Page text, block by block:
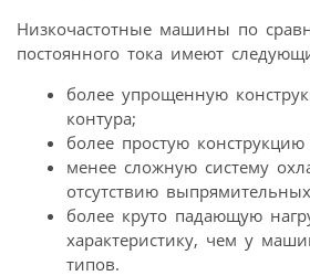
Низкочастотные машины по
постоянного тока имеют
более упрощенную
контура;
более простую
менее сложную систему
отсутствию
более круто падающую
характеристику, чем у
типов.